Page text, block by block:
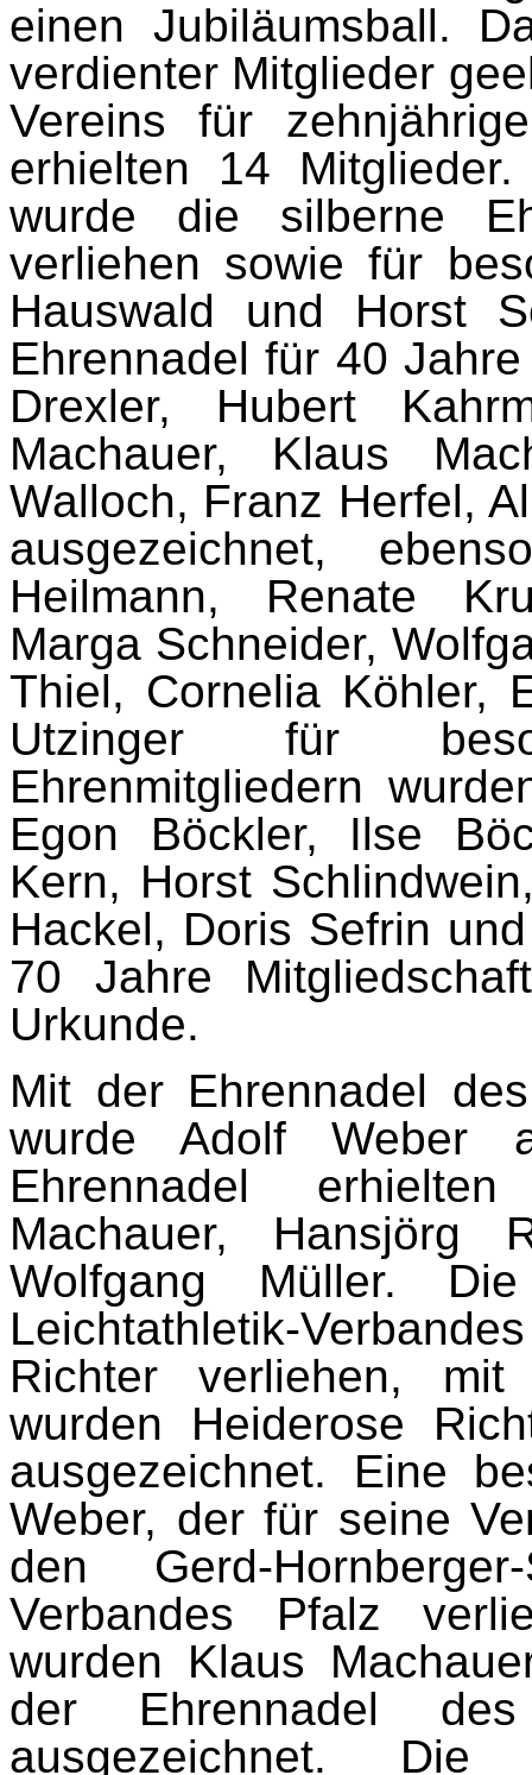
einen Jubiläumsball.
verdienter Mitglieder
Vereins für
erhielten 14
wurde die silberne
verliehen sowie für
Hauswald und Horst
Ehrennadel für 40
Drexler, Hubert
Machauer, Klaus
Walloch, Franz Herfel,
ausgezeichnet,
Heilmann, Renate
Marga Schneider,
Thiel, Cornelia Köhler,
Utzinger für
Ehrenmitgliedern
Egon Böckler, Ilse
Kern, Horst
Hackel, Doris Sefrin
70 Jahre
Urkunde.
Mit der Ehrennadel
wurde Adolf Weber
Ehrennadel
Machauer, Hansjörg
Wolfgang Müller.
Leichtathletik-
Richter verliehen,
wurden Heiderose
ausgezeichnet. Eine
Weber, der für seine
den Gerd-
Verbandes Pfalz
wurden Klaus
der Ehrennadel des
ausgezeichnet.